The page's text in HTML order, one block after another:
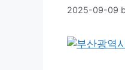
2025-09-09